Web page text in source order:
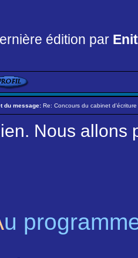
édition par
du message: Re: Concours du cabinet
Nous allons
u